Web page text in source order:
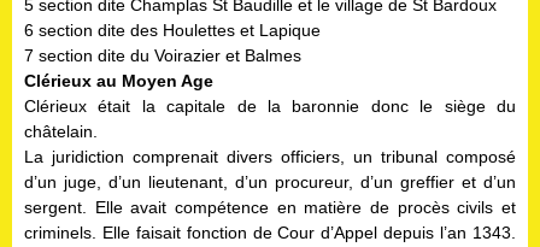
5 section dite Champlas St Baudille et le village de St Bardoux
6 section dite des Houlettes et Lapique
7 section dite du Voirazier et Balmes
Clérieux au Moyen Age
Clérieux était la capitale de la baronnie donc le siège du
châtelain.
La juridiction comprenait divers officiers, un tribunal composé
d’un juge, d’un lieutenant, d’un procureur, d’un greffier et d’un
sergent. Elle avait compétence en matière de procès civils et
criminels. Elle faisait fonction de Cour d’Appel depuis l’an 1343.